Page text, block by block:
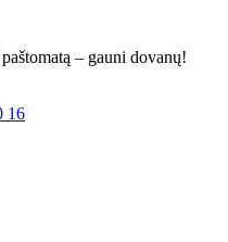
– gauni dovanų!
16